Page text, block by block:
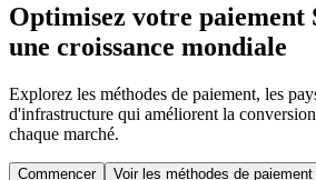
Optimisez votre paiement
une croissance mondiale
Explorez les méthodes de paiement, les
d'infrastructure qui améliorent la
chaque marché.
Commencer Voir les méthodes de paiement